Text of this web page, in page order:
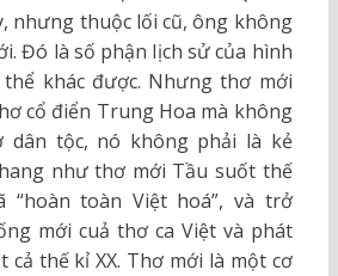
nhưng thuộc lối cũ, ông không
Đó là số phận lịch sử của hình
khác được. Nhưng thơ mới
cổ điển Trung Hoa mà không
dân tộc, nó không phải là kẻ
như thơ mới Tầu suốt thế
“hoàn toàn Việt hoá”, và trở
mới cuả thơ ca Việt và phát
cả thế kỉ XX. Thơ mới là một cơ